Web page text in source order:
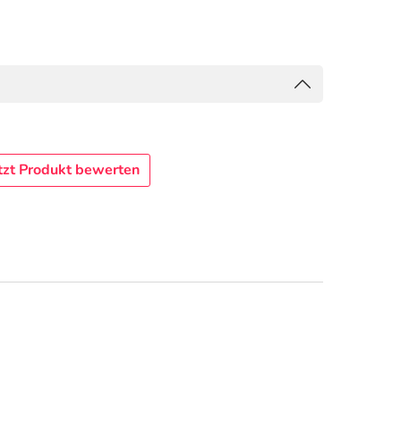
Produkt bewerten